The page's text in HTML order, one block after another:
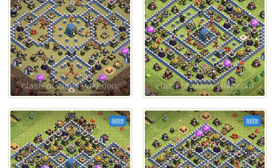
關聯 關聯